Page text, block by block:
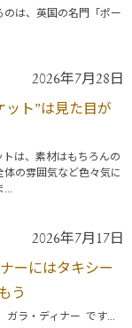
のは、英国の名門「ポー
2026年7月28日
ット”は見た目が
トは、素材はもちろんの
体の雰囲気など色々気に
...
2026年7月17日
ーにはタキシー
う
ガラ・ディナー です...